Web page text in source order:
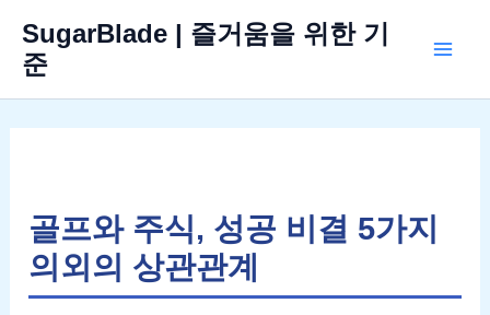
SugarBlade | 즐거움을 위한 기
준
골프와 주식, 성공 비결 5가지
의외의 상관관계